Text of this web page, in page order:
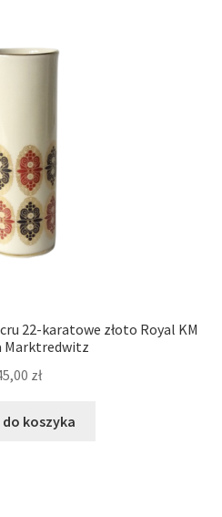
22-karatowe złoto Royal KM
Marktredwitz
zł
koszyka